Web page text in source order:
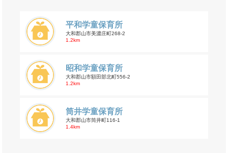
平和学童保育所
大和郡山市美濃庄町268-2
1.2km
昭和学童保育所
大和郡山市額田部北町556-2
1.2km
筒井学童保育所
大和郡山市筒井町116-1
1.4km